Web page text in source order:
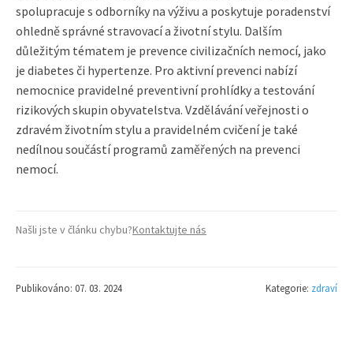
spolupracuje s odborníky na výživu a poskytuje poradenství
ohledně správné stravovací a životní stylu. Dalším
důležitým tématem je prevence civilizačních nemocí, jako
je diabetes či hypertenze. Pro aktivní prevenci nabízí
nemocnice pravidelné preventivní prohlídky a testování
rizikových skupin obyvatelstva. Vzdělávání veřejnosti o
zdravém životním stylu a pravidelném cvičení je také
nedílnou součástí programů zaměřených na prevenci
nemocí.
Našli jste v článku chybu?Kontaktujte nás
Publikováno: 07. 03. 2024 Kategorie: zdraví